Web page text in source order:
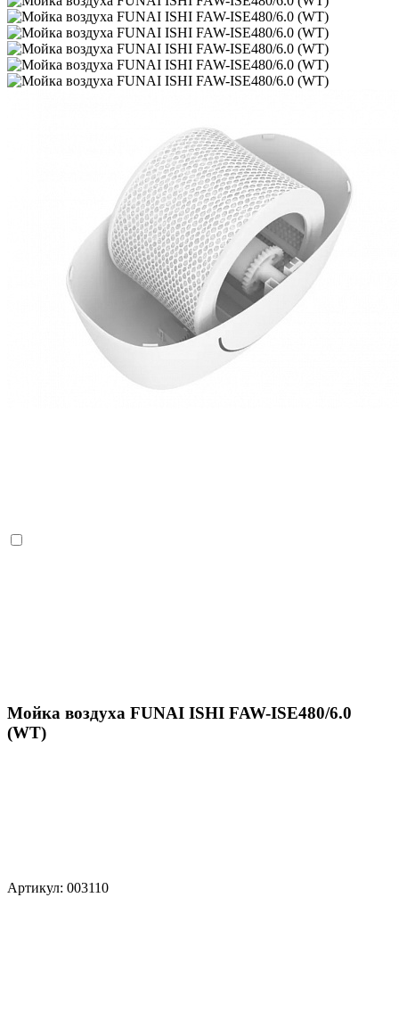
Мойка воздуха FUNAI ISHI FAW-ISE480/6.0
(WT)
Артикул: 003110